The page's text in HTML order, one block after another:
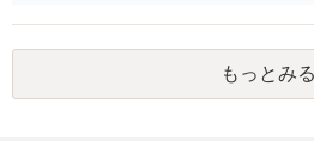
やりとりが相当ご心労になっていると見
士や行政の相談窓口にご相談されること
もっとみる